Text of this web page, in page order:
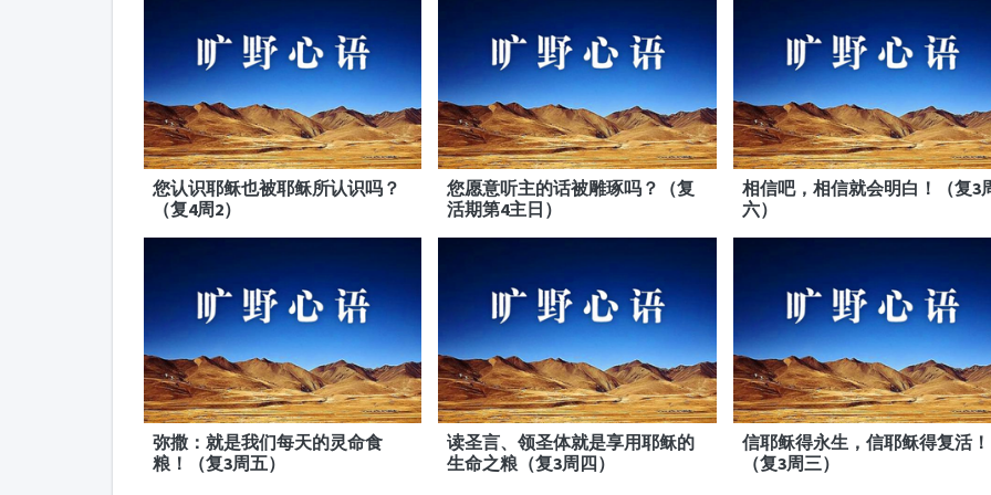
您认识耶稣也被耶稣所认识吗？
（复4周2）
您愿意听主的话被雕琢吗？（复
活期第4主日）
相信吧，相信就会明白！（复3
六）
弥撒：就是我们每天的灵命食
粮！（复3周五）
读圣言、领圣体就是享用耶稣的
生命之粮（复3周四）
信耶稣得永生，信耶稣得复活！
（复3周三）